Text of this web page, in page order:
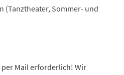
(Tanztheater, Sommer- und
Mail erforderlich! Wir